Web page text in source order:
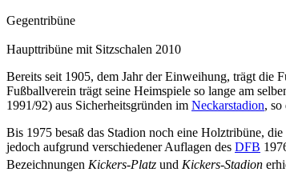
Gegentribüne
Haupttribüne mit Sitzschalen 2010
Bereits seit 1905, dem Jahr der Einweihung, trägt die
Fußballverein trägt seine Heimspiele so lange am
1991/92) aus Sicherheitsgründen im Neckarstadion, so
Bis 1975 besaß das Stadion noch eine Holztribüne,
jedoch aufgrund verschiedener Auflagen des DFB
Bezeichnungen Kickers-Platz und Kickers-Stadion